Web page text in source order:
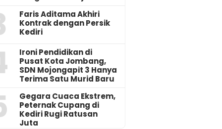
Faris Aditama Akhiri
Kontrak dengan Persik
Kediri
Ironi Pendidikan di
Pusat Kota Jombang,
SDN Mojongapit 3 Hanya
Terima Satu Murid Baru
‎Gegara Cuaca Ekstrem,
Peternak Cupang di
Kediri Rugi Ratusan
Juta